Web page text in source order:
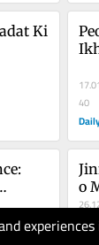
experiences
Ki
40
o
40